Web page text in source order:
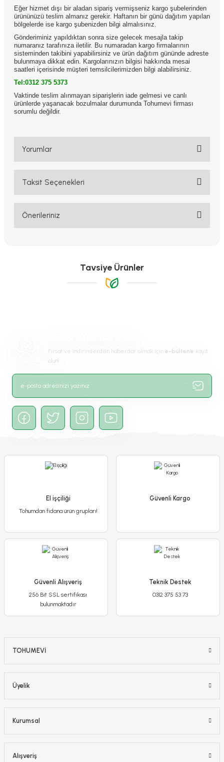
Eğer hizmet dışı bir aladan sipariş vermişseniz kargo şubelerinden
ürününüzü teslim almanız gerekir. Haftanın bir günü dağıtım yapılan
bölgelerde ise kargo şubenizden bilgi almalısınız.
Gönderiminiz yapıldıktan sonra size gelecek mesajla takip
numaranız tarafınıza iletilir. Bu numaradan kargo firmalarının
sisteminden takibini yapabilirsiniz ve ürün dağıtım gününde adreste
bulunmaya dikkat edin. Kargolarınızın bilgisi hakkında mesai
saatleri içerisinde müşteri temsilcilerimizden bilgi alabilirsiniz.
Tel:0312 375 5373
Vaktinde teslim alınmayan siparişlerin iade gelmesi ve canlı
ürünlerde yaşanacak bozulmalar durumunda Tohumevi firması
sorumlu değildir.
Yorumlar
Bu ürüne ilk yorumu siz yapın!
Taksit Seçenekleri
Önerileriniz
Ürün resmi kalitesiz, bozuk veya görüntülenemiyor.
Gönder
Tavsiye Ürünler
400,00 TL
350,00 TL
Sepete Ekle
Fırsat ve indirimlerden haberdar olmak için e-bülten’e kayıt
olun!
El işçiliği
Tohumdan fidana ürün grupları!
Güvenli Kargo
Güvenli Alışveriş
256 Bit SSL sertifikası
bulunmaktadır
Teknik Destek
0312 375 53 73
TOHUMEVİ
Üyelik
Kurumsal
Alışveriş